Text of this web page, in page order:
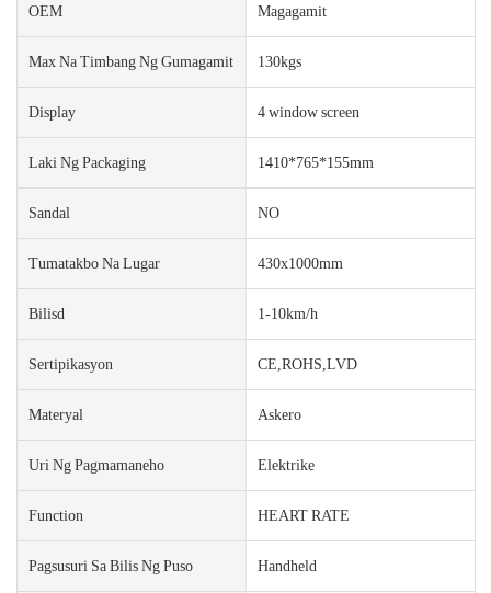
OEM Magagamit
Max Na Timbang Ng Gumagamit 130kgs
Display 4 window screen
Laki Ng Packaging 1410*765*155mm
Sandal NO
Tumatakbo Na Lugar 430x1000mm
Bilisd 1-10km/h
Sertipikasyon CE,ROHS,LVD
Materyal Askero
Uri Ng Pagmamaneho Elektrike
Function HEART RATE
Pagsusuri Sa Bilis Ng Puso Handheld